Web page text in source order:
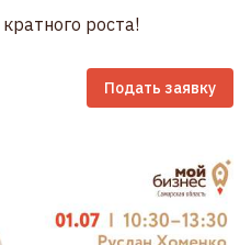
роста!
Подать заявку